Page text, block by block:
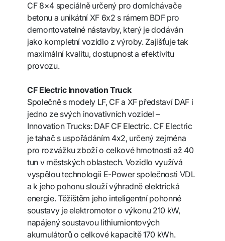
CF 8×4 speciálně určený pro domíchávače
betonu a unikátní XF 6x2 s rámem BDF pro
demontovatelné nástavby, který je dodáván
jako kompletní vozidlo z výroby. Zajišťuje tak
maximální kvalitu, dostupnost a efektivitu
provozu.
CF Electric Innovation Truck
Společně s modely LF, CF a XF představí DAF i
jedno ze svých inovativních vozidel –
Innovation Trucks: DAF CF Electric. CF Electric
je tahač s uspořádáním 4x2, určený zejména
pro rozvážku zboží o celkové hmotnosti až 40
tun v městských oblastech. Vozidlo využívá
vyspělou technologii E-Power společnosti VDL
a k jeho pohonu slouží výhradně elektrická
energie. Těžištěm jeho inteligentní pohonné
soustavy je elektromotor o výkonu 210 kW,
napájený soustavou lithiumiontových
akumulátorů o celkové kapacitě 170 kWh.